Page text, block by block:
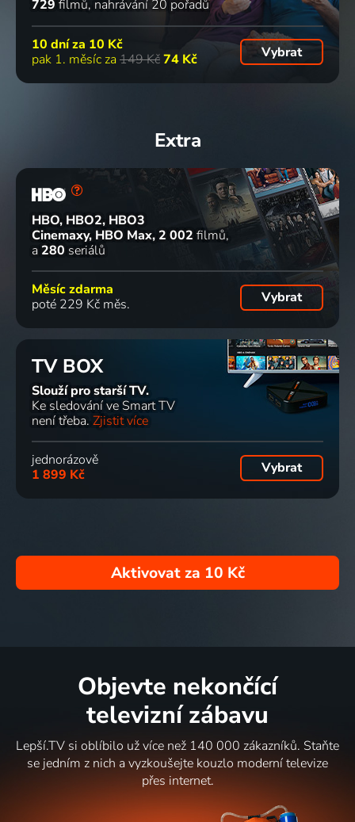
729 filmů nahrávání 20 pořadů
10 dní za 10 Kč
pak 1. měsíc za 149 Kč74 Kč Vybrat
Extra
HBO, HBO2, HBO3
Cinemaxy, HBO Max 2 002 filmů
a 280 seriálů
Měsíc zdarma
poté 229 Kč měs.
Vybrat
TV BOX
Slouží pro starší TV.
Ke sledování ve Smart TV
není třeba. Zjistit více
jednorázově
1 899 Kč
Vybrat
Aktivovat za 10 Kč
Objevte nekončící
televizní zábavu
Lepší.TV si oblíbilo už více než 140 000 zákazníků. Staňte
se jedním z nich a vyzkoušejte kouzlo moderní televize
přes internet.